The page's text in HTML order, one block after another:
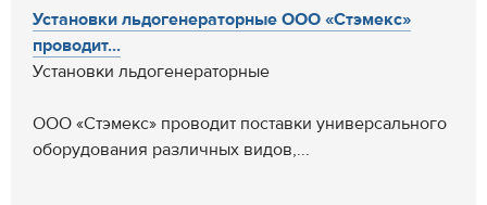
Установки льдогенераторные ООО «Стэмекс»
проводит...
Установки льдогенераторные
ООО «Стэмекс» проводит поставки универсального
оборудования различных видов,...